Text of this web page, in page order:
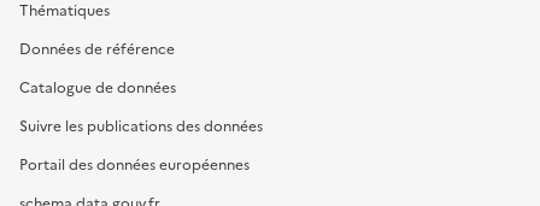
Thématiques
Données de référence
Catalogue de données
Suivre les publications des données
Portail des données européennes